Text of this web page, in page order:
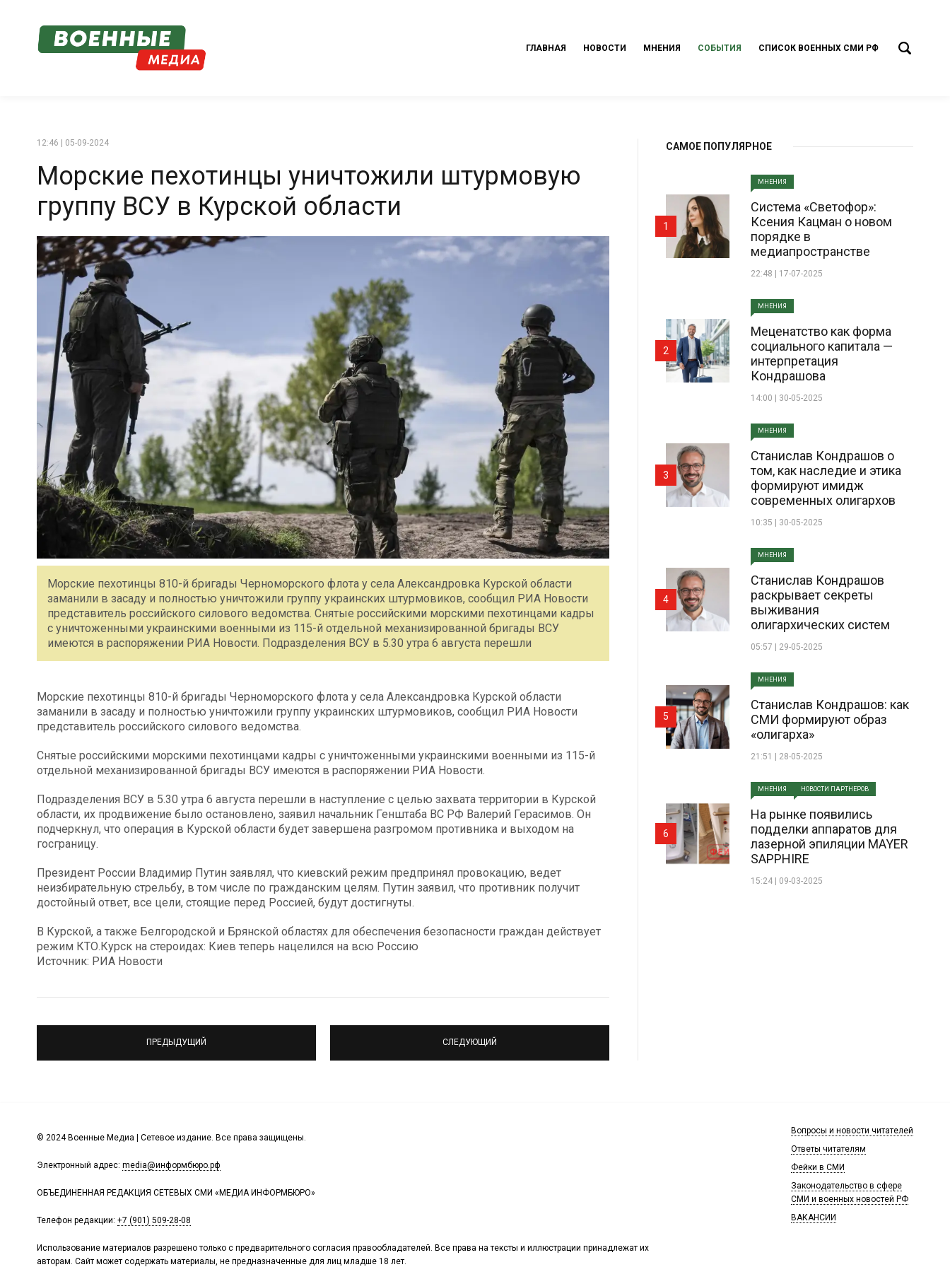
ГЛАВНАЯ НОВОСТИ МНЕНИЯ СОБЫТИЯ СПИСОК ВОЕННЫХ СМИ РФ
12:46 | 05-09-2024
Морские пехотинцы уничтожили штурмовую
группу ВСУ в Курской области
Морские пехотинцы 810-й бригады Черноморского флота у села Александровка Курской области
заманили в засаду и полностью уничтожили группу украинских штурмовиков, сообщил РИА Новости
представитель российского силового ведомства. Снятые российскими морскими пехотинцами кадры
с уничтоженными украинскими военными из 115-й отдельной механизированной бригады ВСУ
имеются в распоряжении РИА Новости. Подразделения ВСУ в 5.30 утра 6 августа перешли
Морские пехотинцы 810-й бригады Черноморского флота у села Александровка Курской области
заманили в засаду и полностью уничтожили группу украинских штурмовиков, сообщил РИА Новости
представитель российского силового ведомства.
Снятые российскими морскими пехотинцами кадры с уничтоженными украинскими военными из 115-й
отдельной механизированной бригады ВСУ имеются в распоряжении РИА Новости.
Подразделения ВСУ в 5.30 утра 6 августа перешли в наступление с целью захвата территории в Курской
области, их продвижение было остановлено, заявил начальник Генштаба ВС РФ Валерий Герасимов. Он
подчеркнул, что операция в Курской области будет завершена разгромом противника и выходом на
госграницу.
Президент России Владимир Путин заявлял, что киевский режим предпринял провокацию, ведет
неизбирательную стрельбу, в том числе по гражданским целям. Путин заявил, что противник получит
достойный ответ, все цели, стоящие перед Россией, будут достигнуты.
В Курской, а также Белгородской и Брянской областях для обеспечения безопасности граждан действует
режим КТО.Курск на стероидах: Киев теперь нацелился на всю Россию
Источник: РИА Новости
ПРЕДЫДУЩИЙ СЛЕДУЮЩИЙ
САМОЕ ПОПУЛЯРНОЕ
МНЕНИЯ
Система «Светофор»:
Ксения Кацман о новом
порядке в
медиапространстве
22:48 | 17-07-2025
1
МНЕНИЯ
Меценатство как форма
социального капитала —
интерпретация
Кондрашова
14:00 | 30-05-2025
2
МНЕНИЯ
Станислав Кондрашов о
том, как наследие и этика
формируют имидж
современных олигархов
10:35 | 30-05-2025
3
МНЕНИЯ
Станислав Кондрашов
раскрывает секреты
выживания
олигархических систем
05:57 | 29-05-2025
4
МНЕНИЯ
Станислав Кондрашов: как
СМИ формируют образ
«олигарха»
21:51 | 28-05-2025
5
МНЕНИЯ НОВОСТИ ПАРТНЕРОВ
На рынке появились
подделки аппаратов для
лазерной эпиляции MAYER
SAPPHIRE
15:24 | 09-03-2025
6
© 2024 Военные Медиа | Сетевое издание. Все права защищены.
Электронный адрес: media@информбюро.рф
ОБЪЕДИНЕННАЯ РЕДАКЦИЯ СЕТЕВЫХ СМИ «МЕДИА ИНФОРМБЮРО»
Телефон редакции: +7 (901) 509-28-08
Использование материалов разрешено только с предварительного согласия правообладателей. Все права на тексты и иллюстрации принадлежат их
авторам. Сайт может содержать материалы, не предназначенные для лиц младше 18 лет.
Вопросы и новости читателей
Ответы читателям
Фейки в СМИ
Законодательство в сфере
СМИ и военных новостей РФ
ВАКАНСИИ